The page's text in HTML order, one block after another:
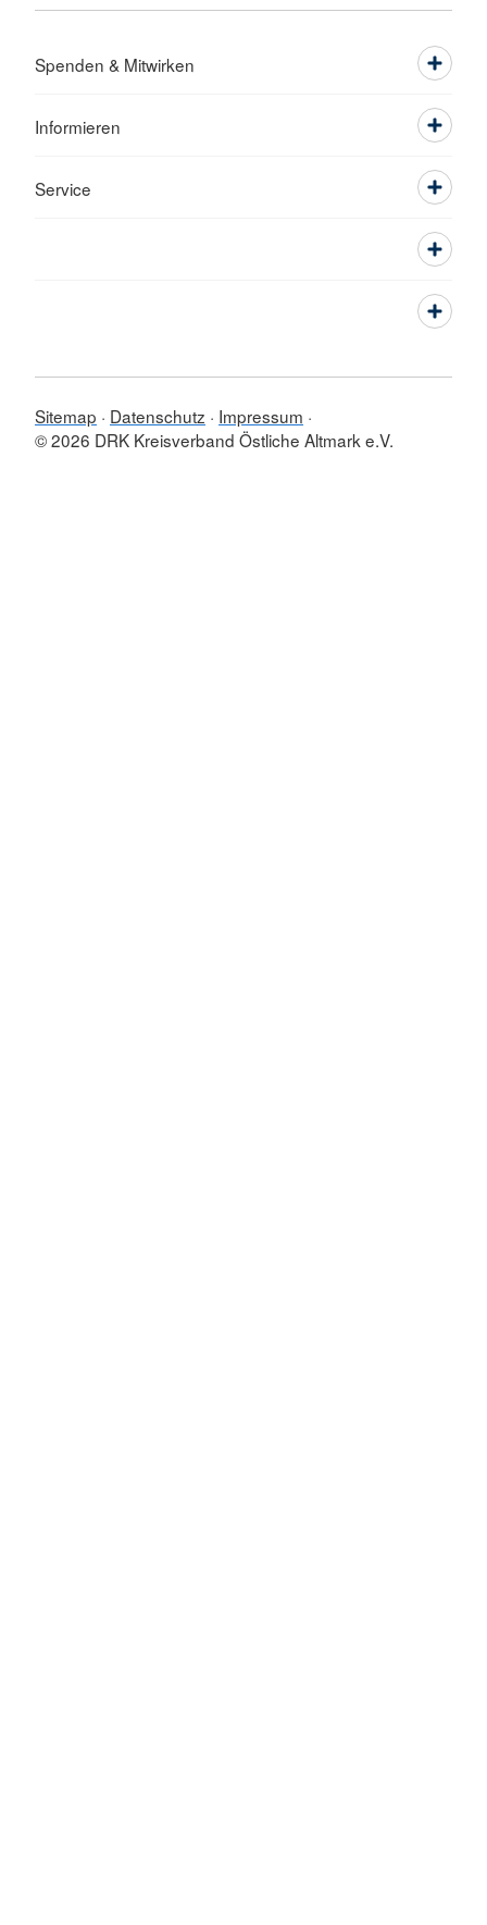
Spenden & Mitwirken
Informieren
Service
Sitemap Datenschutz
Impressum
© 2026 DRK Kreisverband Östliche Altmark e.V.